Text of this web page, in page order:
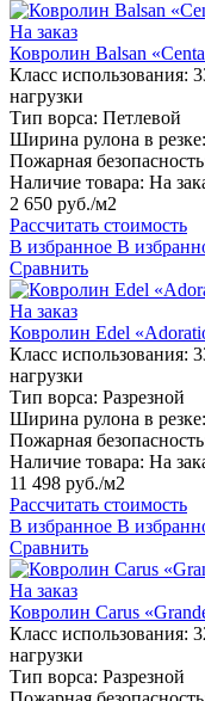
На заказ
Ковролин Balsan
Класс использования:
нагрузки
Тип ворса: Петлевой
Ширина рулона в резке:
Пожарная
Наличие товара: На
2 650 руб./м2
Рассчитать стоимость
В избранное В
Сравнить
На заказ
Ковролин Edel
Класс использования:
нагрузки
Тип ворса: Разрезной
Ширина рулона в резке:
Пожарная
Наличие товара: На
11 498 руб./м2
Рассчитать стоимость
В избранное В
Сравнить
На заказ
Ковролин Carus
Класс использования:
нагрузки
Тип ворса: Разрезной